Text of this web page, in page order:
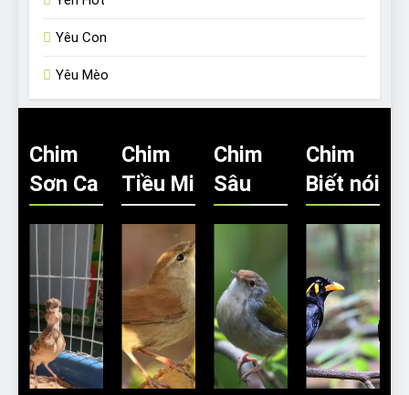
Yêu Con
Yêu Mèo
Chim
Sơn Ca
Chim
Tiều Mi
Chim
Sâu
Chim
Biết nói